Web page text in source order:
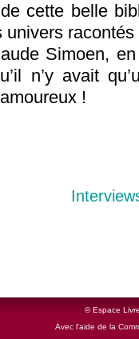
cette belle
Simoen,
n’y avait
!
© Espace
Avec l'aide de la